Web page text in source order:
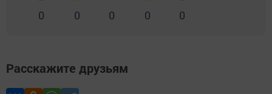
0 0 0 0 0
Расскажите друзьям